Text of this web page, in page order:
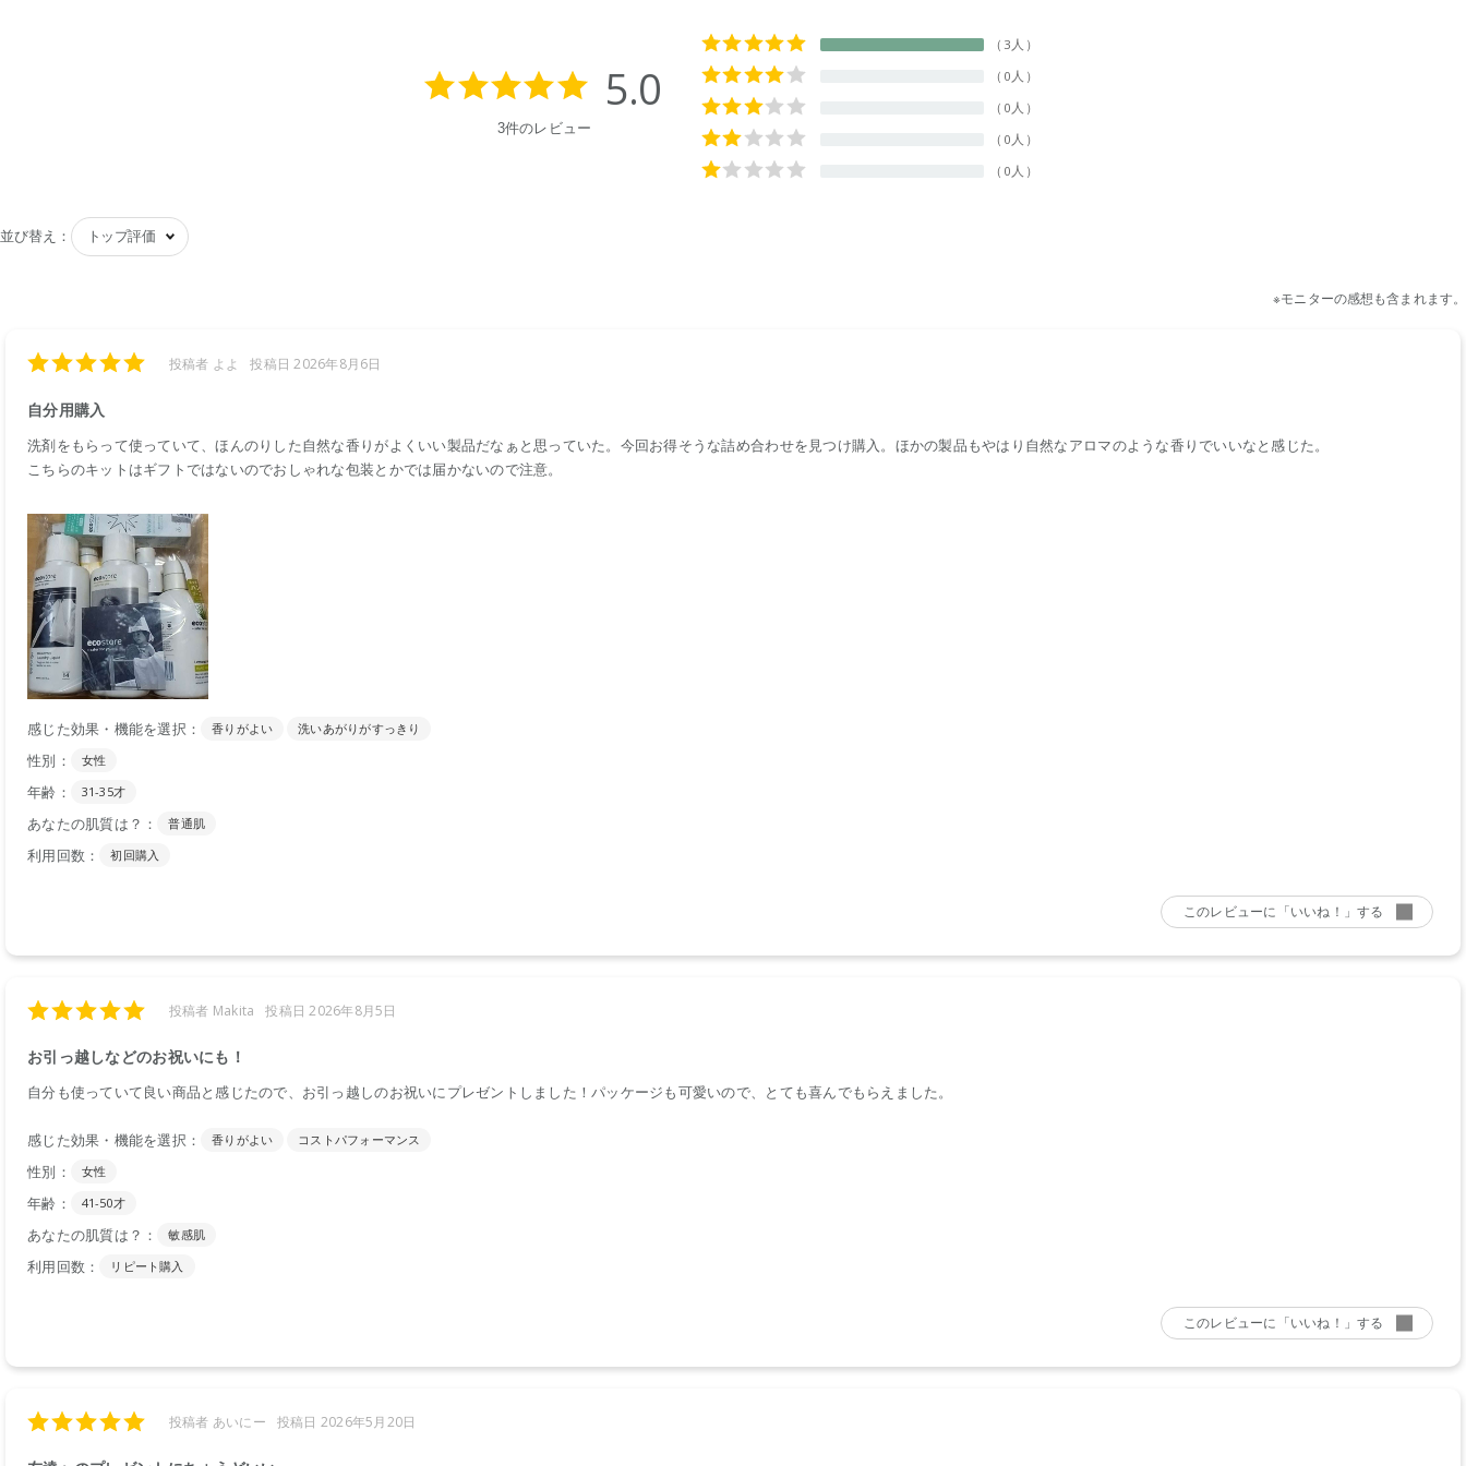
5.0
3件のレビュー
3人
0人
0人
0人
0人
並び替え：
自分用購入
投稿者 よよ 投稿日 2026年8月6日
洗剤をもらって使っていて、ほんのりした自然な香りがよくいい製品だなぁと思っていた。今回お得そうな詰め合わせを見つけ購入。ほかの製品もやはり自然なアロマのような香りでいいなと感じた。
こちらのキットはギフトではないのでおしゃれな包装とかでは届かないので注意。
感じた効果・機能を選択： 香りがよい 洗いあがりがすっきり
性別： 女性
年齢： 31-35才
あなたの肌質は？： 普通肌
利用回数： 初回購入
考になった
お引っ越しなどのお祝いにも！
投稿者 Makita 投稿日 2026年8月5日
自分も使っていて良い商品と感じたので、お引っ越しのお祝いにプレゼントしました！パッケージも可愛いので、とても喜んでもらえました。
感じた効果・機能を選択： 香りがよい コストパフォーマンス
性別： 女性
年齢： 41-50才
あなたの肌質は？： 敏感肌
利用回数： リピート購入
投稿者 あいにー 投稿日 2026年5月20日